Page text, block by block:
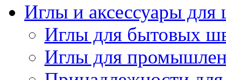
Иглы и аксессуары
Иглы для бытовых
Иглы для